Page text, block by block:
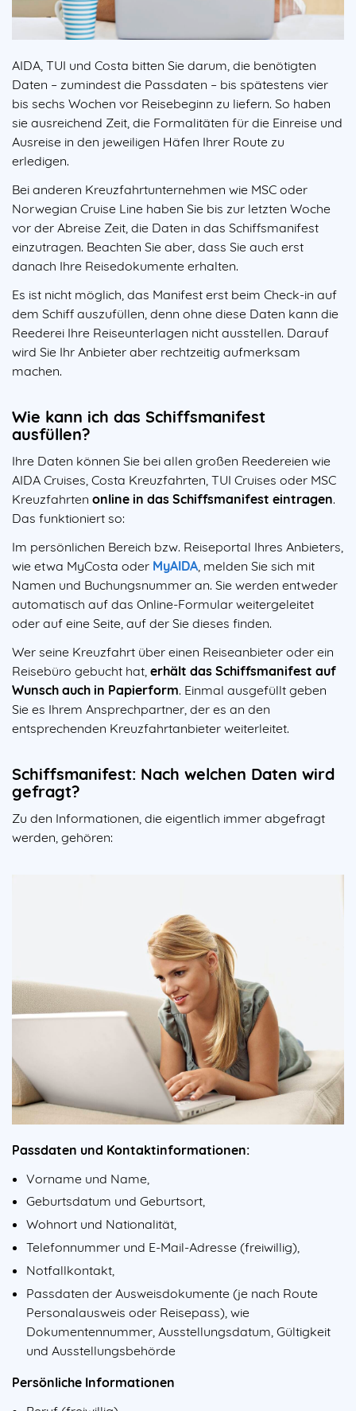
AIDA, TUI und Costa bitten Sie darum, die benötigten
Daten – zumindest die Passdaten – bis spätestens vier
bis sechs Wochen vor Reisebeginn zu liefern. So haben
sie ausreichend Zeit, die Formalitäten für die Einreise und
Ausreise in den jeweiligen Häfen Ihrer Route zu
erledigen.
Bei anderen Kreuzfahrtunternehmen wie MSC oder
Norwegian Cruise Line haben Sie bis zur letzten Woche
vor der Abreise Zeit, die Daten in das Schiffsmanifest
einzutragen. Beachten Sie aber, dass Sie auch erst
danach Ihre Reisedokumente erhalten.
Es ist nicht möglich, das Manifest erst beim Check-in auf
dem Schiff auszufüllen, denn ohne diese Daten kann die
Reederei Ihre Reiseunterlagen nicht ausstellen. Darauf
wird Sie Ihr Anbieter aber rechtzeitig aufmerksam
machen.
Wie kann ich das Schiffsmanifest
ausfüllen?
Ihre Daten können Sie bei allen großen Reedereien wie
AIDA Cruises, Costa Kreuzfahrten, TUI Cruises oder MSC
Kreuzfahrten online in das Schiffsmanifest eintragen.
Das funktioniert so:
Im persönlichen Bereich bzw. Reiseportal Ihres Anbieters,
wie etwa MyCosta oder MyAIDA, melden Sie sich mit
Namen und Buchungsnummer an. Sie werden entweder
automatisch auf das Online-Formular weitergeleitet
oder auf eine Seite, auf der Sie dieses finden.
Wer seine Kreuzfahrt über einen Reiseanbieter oder ein
Reisebüro gebucht hat, erhält das Schiffsmanifest auf
Wunsch auch in Papierform. Einmal ausgefüllt geben
Sie es Ihrem Ansprechpartner, der es an den
entsprechenden Kreuzfahrtanbieter weiterleitet.
Schiffsmanifest: Nach welchen Daten wird
gefragt?
Zu den Informationen, die eigentlich immer abgefragt
werden, gehören:
Passdaten und Kontaktinformationen:
Vorname und Name,
Geburtsdatum und Geburtsort,
Wohnort und Nationalität,
Telefonnummer und E-Mail-Adresse (freiwillig),
Notfallkontakt,
Passdaten der Ausweisdokumente (je nach Route
Personalausweis oder Reisepass), wie
Dokumentennummer, Ausstellungsdatum, Gültigkeit
und Ausstellungsbehörde
Persönliche Informationen